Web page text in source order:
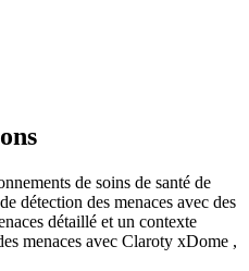
de soins de santé de
détection des menaces avec des
détaillé et un contexte
menaces avec Claroty xDome ,